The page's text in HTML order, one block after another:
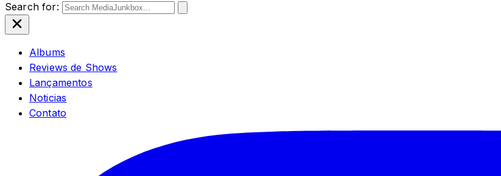
Search for:
Albums
Reviews de Shows
Lançamentos
Noticias
Contato